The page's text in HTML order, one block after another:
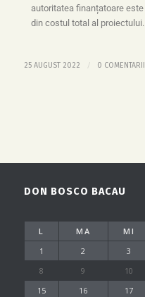
autoritatea finanțatoare este
din costul total al proiectului.
25 AUGUST 2022 / 0 COMENTARII
DON BOSCO BACAU
L MA MI
1
2 3
8
9 10
15
16 17